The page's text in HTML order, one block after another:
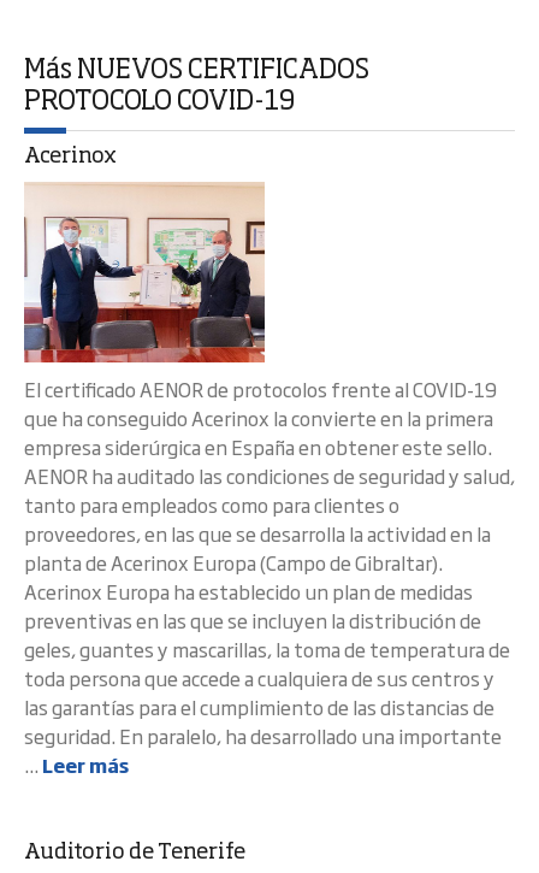
Más NUEVOS CERTIFICADOS
PROTOCOLO COVID-19
Acerinox
El certificado AENOR de protocolos frente al COVID-19
que ha conseguido Acerinox la convierte en la primera
empresa siderúrgica en España en obtener este sello.
AENOR ha auditado las condiciones de seguridad y salud,
tanto para empleados como para clientes o
proveedores, en las que se desarrolla la actividad en la
planta de Acerinox Europa (Campo de Gibraltar).
Acerinox Europa ha establecido un plan de medidas
preventivas en las que se incluyen la distribución de
geles, guantes y mascarillas, la toma de temperatura de
toda persona que accede a cualquiera de sus centros y
las garantías para el cumplimiento de las distancias de
seguridad. En paralelo, ha desarrollado una importante
... Leer más
Auditorio de Tenerife